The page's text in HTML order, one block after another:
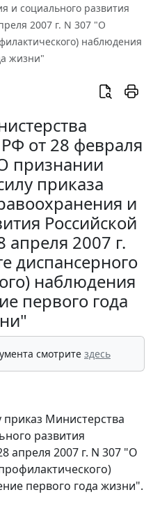
и социального развития
2007 г. N 307 "О
наблюдения
жизни"
от 28 февраля
признании
приказа
и
Российской
апреля 2007 г.
диспансерного
наблюдения
первого года
смотрите здесь
Министерства
развития
апреля 2007 г. N 307 "О
первого года жизни".